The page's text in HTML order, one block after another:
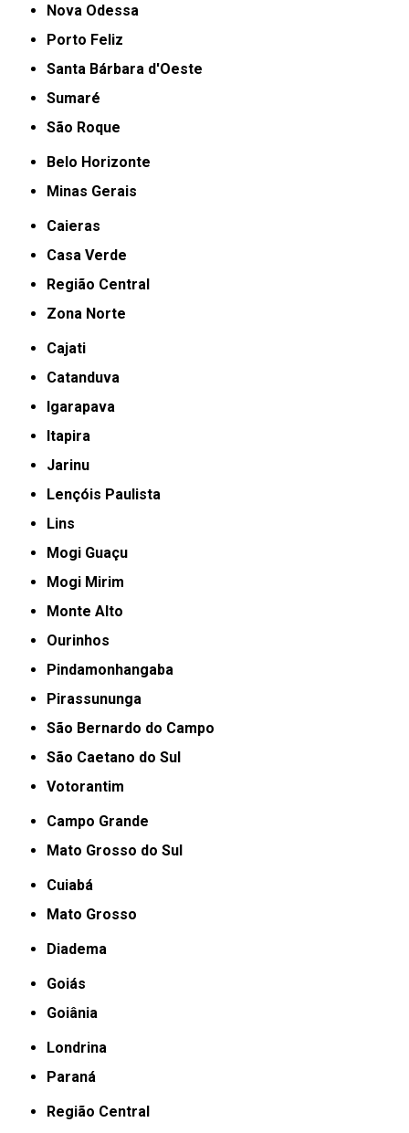
Nova Odessa
Porto Feliz
Santa Bárbara d'Oeste
Sumaré
São Roque
Belo Horizonte
Minas Gerais
Caieras
Casa Verde
Região Central
Zona Norte
Cajati
Catanduva
Igarapava
Itapira
Jarinu
Lençóis Paulista
Lins
Mogi Guaçu
Mogi Mirim
Monte Alto
Ourinhos
Pindamonhangaba
Pirassununga
São Bernardo do Campo
São Caetano do Sul
Votorantim
Campo Grande
Mato Grosso do Sul
Cuiabá
Mato Grosso
Diadema
Goiás
Goiânia
Londrina
Paraná
Região Central